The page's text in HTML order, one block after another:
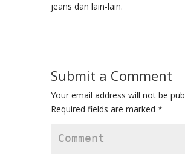
jeans dan lain-lain.
Submit a Comment
Your email address will not be
Required fields are marked *